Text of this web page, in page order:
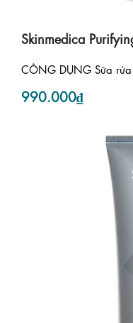
Skinmedica
CÔNG DỤNG Sữa
990.000₫